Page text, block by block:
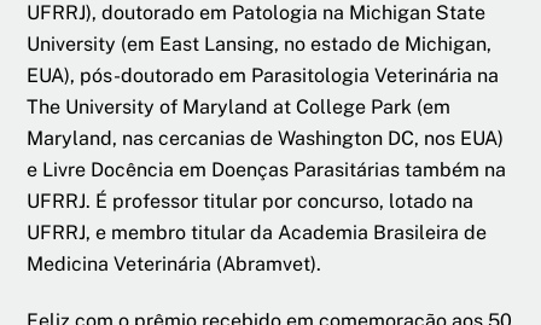
UFRRJ), doutorado em Patologia na Michigan State
University (em East Lansing, no estado de Michigan,
EUA), pós-doutorado em Parasitologia Veterinária na
The University of Maryland at College Park (em
Maryland, nas cercanias de Washington DC, nos EUA)
e Livre Docência em Doenças Parasitárias também na
UFRRJ. É professor titular por concurso, lotado na
UFRRJ, e membro titular da Academia Brasileira de
Medicina Veterinária (Abramvet).